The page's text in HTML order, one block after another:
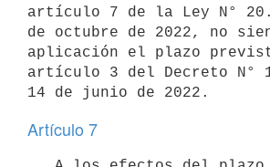
artículo 7 de la Ley N°
de octubre de 2022, no
aplicación el plazo
artículo 3 del Decreto N°
Artículo 7